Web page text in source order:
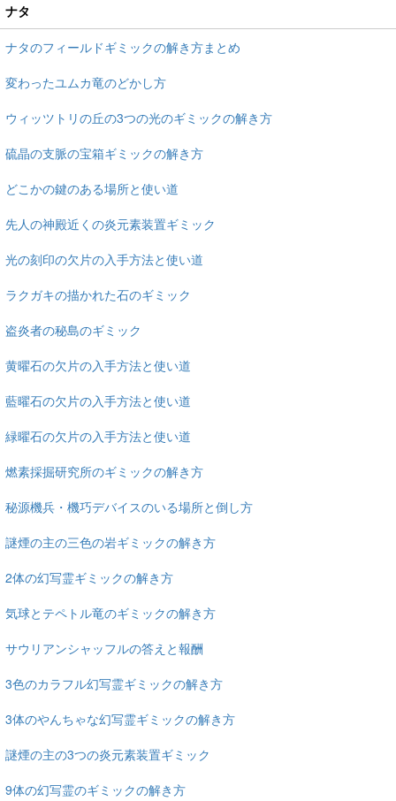
ナタ
ナタのフィールドギミックの解き方まとめ
変わったユムカ竜のどかし方
ウィッツトリの丘の3つの光のギミックの解き方
硫晶の支脈の宝箱ギミックの解き方
どこかの鍵のある場所と使い道
先人の神殿近くの炎元素装置ギミック
光の刻印の欠片の入手方法と使い道
ラクガキの描かれた石のギミック
盗炎者の秘島のギミック
黄曜石の欠片の入手方法と使い道
藍曜石の欠片の入手方法と使い道
緑曜石の欠片の入手方法と使い道
燃素採掘研究所のギミックの解き方
秘源機兵・機巧デバイスのいる場所と倒し方
謎煙の主の三色の岩ギミックの解き方
2体の幻写霊ギミックの解き方
気球とテペトル竜のギミックの解き方
サウリアンシャッフルの答えと報酬
3色のカラフル幻写霊ギミックの解き方
3体のやんちゃな幻写霊ギミックの解き方
謎煙の主の3つの炎元素装置ギミック
9体の幻写霊のギミックの解き方